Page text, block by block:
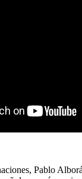
Pablo